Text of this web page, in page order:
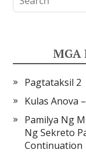
MGA
Pagtataksil 2
Kulas Anova
Pamilya Ng
Ng Sekreto
Continuation